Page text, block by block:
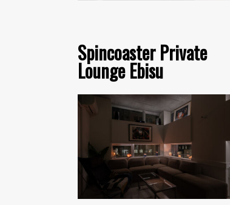
Spincoaster Private
Lounge Ebisu